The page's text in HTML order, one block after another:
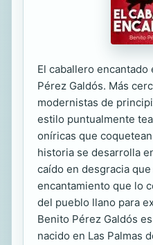
El caballero
Pérez Galdós. Más
modernistas de
estilo puntualmente
oníricas que
historia se desarrolla
caído en desgracia
encantamiento que lo
del pueblo llano para
Benito Pérez Galdós
nacido en Las Palmas